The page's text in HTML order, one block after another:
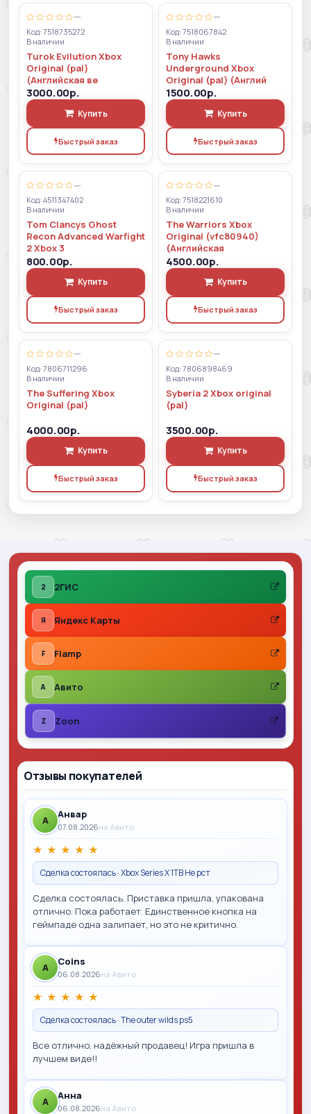
—
Код: 7518735272
В наличии
Turok Evilution Xbox
Original (pal)
(Английская ве
3000.00р.
Купить
Быстрый заказ
—
Код: 7518067842
В наличии
Tony Hawks
Underground Xbox
Original (pal) (Англий
1500.00р.
Купить
Быстрый заказ
—
Код: 4511347402
В наличии
Tom Clancys Ghost
Recon Advanced Warfight
2 Xbox 3
800.00р.
Купить
Быстрый заказ
—
Код: 7518221610
В наличии
The Warriors Xbox
Original (vfc80940)
(Английская
4500.00р.
Купить
Быстрый заказ
—
Код: 7806711296
В наличии
The Suffering Xbox
Original (pal)
4000.00р.
Купить
Быстрый заказ
—
Код: 7806898469
В наличии
Syberia 2 Xbox original
(pal)
3500.00р.
Купить
Быстрый заказ
Отзывы покупателей
A Анвар
07.08.2026на Авито
★ ★ ★ ★ ★
Сделка состоялась · Xbox Series X 1TB Не рст
Сделка состоялась. Приставка пришла, упакована
отлично. Пока работает. Единственное кнопка на
геймпаде одна залипает, но это не критично.
A Coins
06.08.2026на Авито
★ ★ ★ ★ ★
Сделка состоялась · The outer wilds ps5
Все отлично, надёжный продавец! Игра пришла в
лучшем виде!!
A Анна
06.08.2026на Авито
2 2ГИС
Я Яндекс Карты
F Flamp
A Авито
Z Zoon